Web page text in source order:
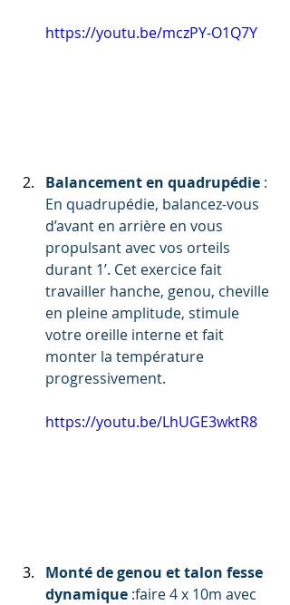
https://youtu.be/mczPY-O1Q7Y
Balancement en quadrupédie :
En quadrupédie, balancez-vous
d’avant en arrière en vous
propulsant avec vos orteils
durant 1’. Cet exercice fait
travailler hanche, genou, cheville
en pleine amplitude, stimule
votre oreille interne et fait
monter la température
progressivement.
https://youtu.be/LhUGE3wktR8
Monté de genou et talon fesse
dynamique :faire 4 x 10m avec